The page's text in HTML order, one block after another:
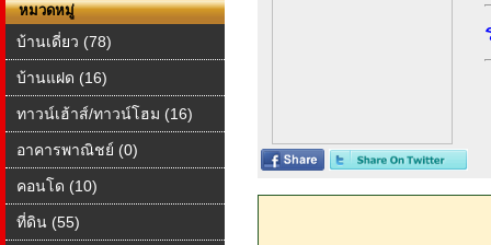
หมวดหมู่
บ้านเดี่ยว (78)
บ้านแฝด (16)
ทาวน์เฮ้าส์/ทาวน์โฮม (16)
อาคารพาณิชย์ (0)
คอนโด (10)
ที่ดิน (55)